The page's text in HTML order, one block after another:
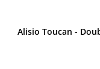
Alisio Toucan -